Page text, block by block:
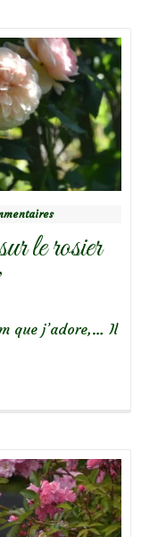
le rosier
que j’adore,… Il